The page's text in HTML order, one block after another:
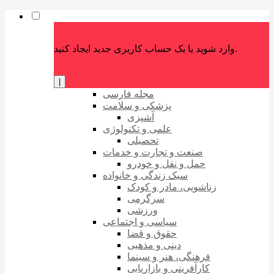
وارد شوید یا یک حساب کاربری جدید ایجاد کنید.
مجله فارسی
پزشکی و سلامت
آشپزی
علمی و تکنولوژی
تحصیلی
صنعت و تجارت و خدمات
حمل و نقل و خودرو
سبک زندگی و خانواده
زناشویی، مادر و کودک
سرگرمی
ورزشی
سیاسی و اجتماعی
حقوق و قضا
دینی و مذهبی
فرهنگی، هنر و سینما
کارآفرینی و بازاریابی